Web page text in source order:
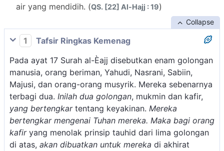
air yang mendidih. (QS. [22] Al-Hajj : 19)
Collapse
1
Tafsir Ringkas Kemenag
Pada ayat 17 Surah al-Èajj disebutkan enam golongan
manusia, orang beriman, Yahudi, Nasrani, Sabiin,
Majusi, dan orang-orang musyrik. Mereka sebenarnya
terbagi dua. Inilah dua golongan, mukmin dan kafir,
yang bertengkartentang keyakinan. Mereka
bertengkar mengenai Tuhan mereka. Maka bagi orang
kafiryang menolak prinsip tauhid dari lima golongan
di atas, akan dibuatkan untuk mereka di akhirat